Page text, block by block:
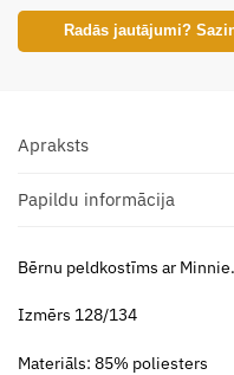
Radās jautājumi?
Apraksts
Papildu informācija
Bērnu peldkostīms ar Minnie.
Izmērs 128/134
Materiāls: 85% poliesters